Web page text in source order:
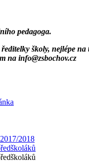
pedagoga.
školy, nejlépe na
na info@zsbochov.cz
2018